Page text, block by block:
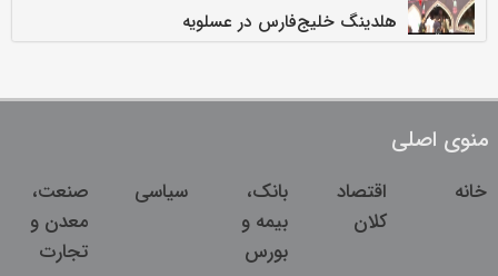
هلدینگ خلیج‌فارس در عسلویه
منوی اصلی
خانه
اقتصاد
کلان
بانک،
بیمه و
بورس
سیاسی
صنعت،
معدن و
تجارت